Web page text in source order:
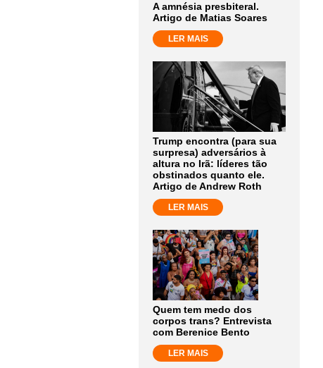
A amnésia presbiteral.
Artigo de Matias Soares
LER MAIS
Trump encontra (para sua
surpresa) adversários à
altura no Irã: líderes tão
obstinados quanto ele.
Artigo de Andrew Roth
LER MAIS
Quem tem medo dos
corpos trans? Entrevista
com Berenice Bento
LER MAIS